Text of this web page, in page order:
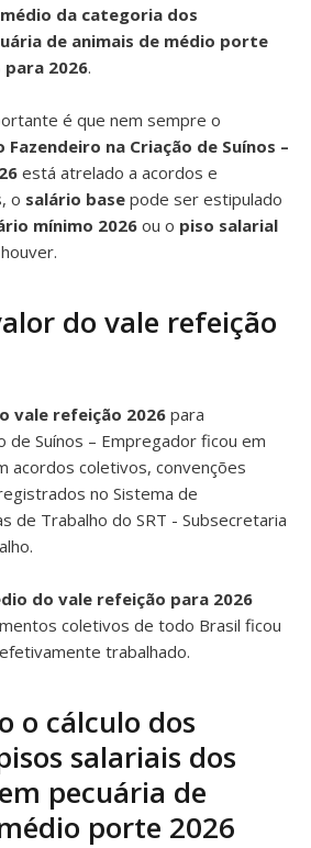
da categoria dos
de animais de médio porte
para 2026.
é que nem sempre o
na Criação de Suínos –
está atrelado a acordos e
o salário base pode ser estipulado
mínimo 2026ou o piso salarial
do vale refeição
vale refeição 2026 para
de Suínos – Empregador ficou em
acordos coletivos, convenções
no Sistema de
de Trabalho do SRT - Subsecretaria
do vale refeição para 2026
coletivos de todo Brasil ficou
trabalhado.
o cálculo dos
salariais dos
pecuária de
porte 2026